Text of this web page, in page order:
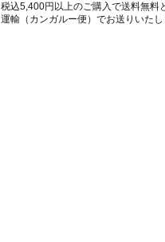
税込5,400円以上のご購入で送料無料
運輸（カンガルー便）でお送りいたし